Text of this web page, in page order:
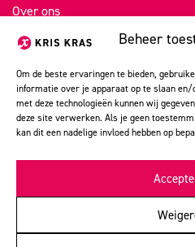
Beheer
Om de beste ervaringen te bieden,
informatie over je apparaat op te slaan
met deze technologieën kunnen wij
deze site verwerken. Als je geen
kan dit een nadelige invloed hebben op
Over ons
Portfolio
Kris Kras stories
Vacatures
Contact
Kris Kras communicatie al ruim
communicatieoplossingen. Voor